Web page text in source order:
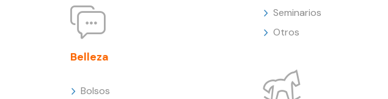
Belleza
Bolsos
Seminarios
Otros